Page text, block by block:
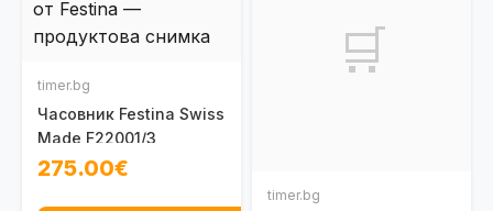
timer.bg
Часовник Festina Swiss
Made F22001/3
275.00€
🛒
timer.bg